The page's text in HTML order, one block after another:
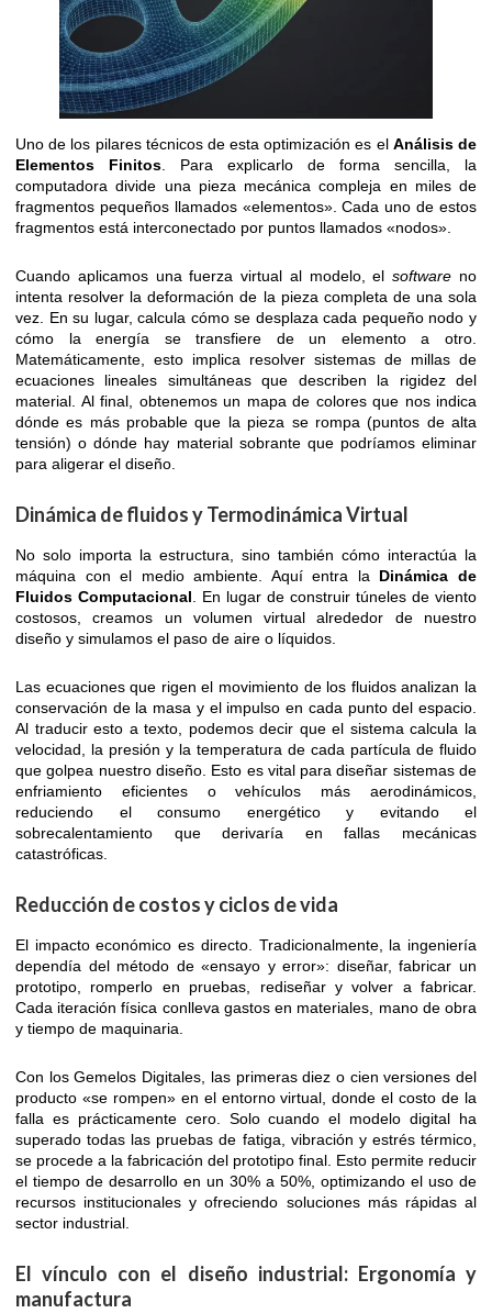
Uno de los pilares técnicos de esta optimización es el Análisis de
Elementos Finitos . Para explicarlo de forma sencilla, la
computadora divide una pieza mecánica compleja en miles de
fragmentos pequeños llamados «elementos». Cada uno de estos
fragmentos está interconectado por puntos llamados «nodos».
Cuando aplicamos una fuerza virtual al modelo, elsoftware no
intenta resolver la deformación de la pieza completa de una sola
vez. En su lugar, calcula cómo se desplaza cada pequeño nodo y
cómo la energía se transfiere de un elemento a otro.
Matemáticamente, esto implica resolver sistemas de millas de
ecuaciones lineales simultáneas que describen la rigidez del
material. Al final, obtenemos un mapa de colores que nos indica
dónde es más probable que la pieza se rompa (puntos de alta
tensión) o dónde hay material sobrante que podríamos eliminar
para aligerar el diseño.
Dinámica de fluidos y Termodinámica Virtual
No solo importa la estructura, sino también cómo interactúa la
máquina con el medio ambiente. Aquí entra la Dinámica de
Fluidos Computacional . En lugar de construir túneles de viento
costosos, creamos un volumen virtual alrededor de nuestro
diseño y simulamos el paso de aire o líquidos.
Las ecuaciones que rigen el movimiento de los fluidos analizan la
conservación de la masa y el impulso en cada punto del espacio.
Al traducir esto a texto, podemos decir que el sistema calcula la
velocidad, la presión y la temperatura de cada partícula de fluido
que golpea nuestro diseño. Esto es vital para diseñar sistemas de
enfriamiento eficientes o vehículos más aerodinámicos,
reduciendo el consumo energético y evitando el
sobrecalentamiento que derivaría en fallas mecánicas
catastróficas.
Reducción de costos y ciclos de vida
El impacto económico es directo. Tradicionalmente, la ingeniería
dependía del método de «ensayo y error»: diseñar, fabricar un
prototipo, romperlo en pruebas, rediseñar y volver a fabricar.
Cada iteración física conlleva gastos en materiales, mano de obra
y tiempo de maquinaria.
Con los Gemelos Digitales, las primeras diez o cien versiones del
producto «se rompen» en el entorno virtual, donde el costo de la
falla es prácticamente cero. Solo cuando el modelo digital ha
superado todas las pruebas de fatiga, vibración y estrés térmico,
se procede a la fabricación del prototipo final. Esto permite reducir
el tiempo de desarrollo en un 30% a 50%, optimizando el uso de
recursos institucionales y ofreciendo soluciones más rápidas al
sector industrial.
El vínculo con el diseño industrial: Ergonomía y
manufactura